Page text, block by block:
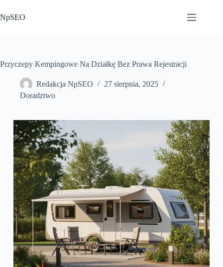
do
treści
NpSEO
Przyczepy Kempingowe Na Działkę Bez Prawa Rejestracji
Redakcja NpSEO
27 sierpnia, 2025
Doradztwo